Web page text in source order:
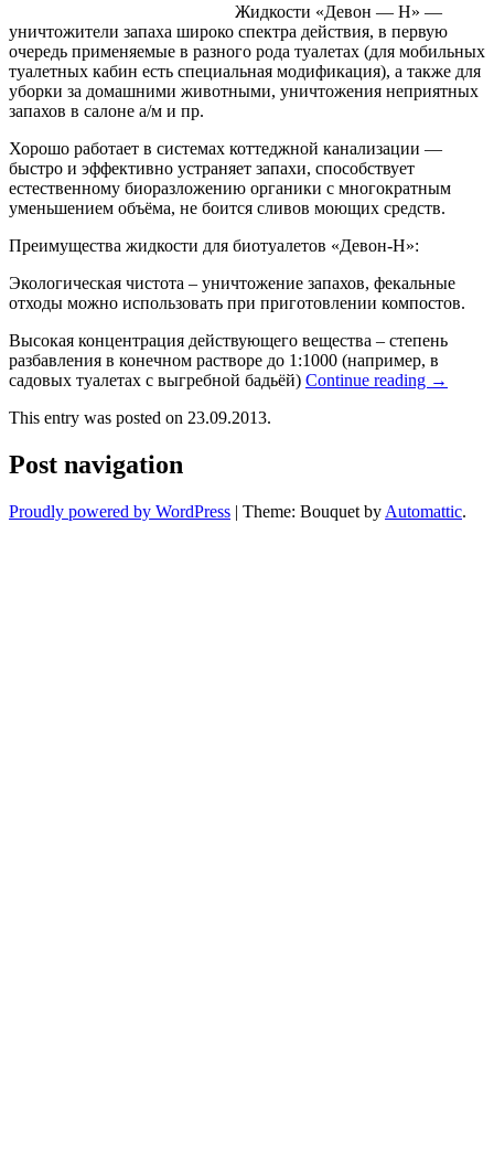
Жидкости «Девон — Н» —
уничтожители запаха широко спектра действия, в первую
очередь применяемые в разного рода туалетах (для мобильных
туалетных кабин есть специальная модификация), а также для
уборки за домашними животными, уничтожения неприятных
запахов в салоне а/м и пр.
Хорошо работает в системах коттеджной канализации —
быстро и эффективно устраняет запахи, способствует
естественному биоразложению органики с многократным
уменьшением объёма, не боится сливов моющих средств.
Преимущества жидкости для биотуалетов «Девон-Н»:
Экологическая чистота – уничтожение запахов, фекальные
отходы можно использовать при приготовлении компостов.
Высокая концентрация действующего вещества – степень
разбавления в конечном растворе до 1:1000 (например, в
садовых туалетах с выгребной бадьёй) Continue reading →
This entry was posted on 23.09.2013.
Post navigation
Proudly powered by WordPress | Theme: Bouquet by Automattic.